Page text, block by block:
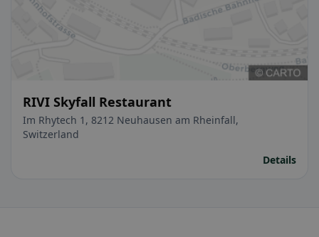
RIVI Skyfall Restaurant
Im Rhytech 1, 8212 Neuhausen am Rheinfall,
Switzerland
Details